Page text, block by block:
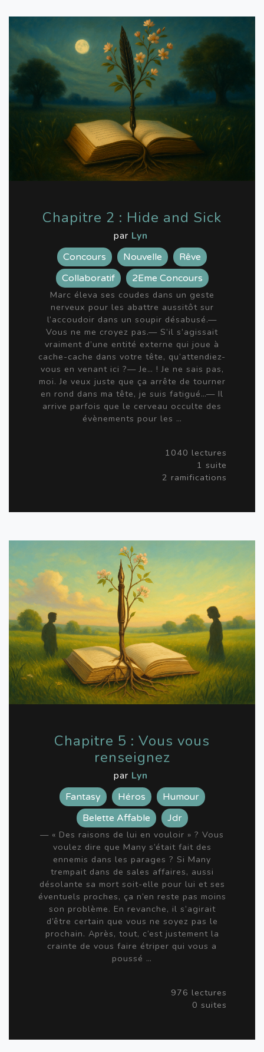
Chapitre 2 : Hide and Sick
par Lyn
Concours Nouvelle
Rêve
Collaboratif
2Eme Concours
Marc éleva ses coudes dans un geste
nerveux pour les abattre aussitôt sur
l’accoudoir dans un soupir désabusé.—
Vous ne me croyez pas.— S’il s’agissait
vraiment d’une entité externe qui joue à
cache-cache dans votre tête, qu’attendiez-
vous en venant ici ?— Je… ! Je ne sais pas,
moi. Je veux juste que ça arrête de tourner
en rond dans ma tête, je suis fatigué…— Il
arrive parfois que le cerveau occulte des
évènements pour les …
1040 lectures
1 suite
2 ramifications
Chapitre 5 : Vous vous
renseignez
par Lyn
Fantasy Héros
Humour
Belette Affable
Jdr
— « Des raisons de lui en vouloir » ? Vous
voulez dire que Many s’était fait des
ennemis dans les parages ? Si Many
trempait dans de sales affaires, aussi
désolante sa mort soit-elle pour lui et ses
éventuels proches, ça n’en reste pas moins
son problème. En revanche, il s’agirait
d’être certain que vous ne soyez pas le
prochain. Après, tout, c’est justement la
crainte de vous faire étriper qui vous a
poussé …
976 lectures
0 suites